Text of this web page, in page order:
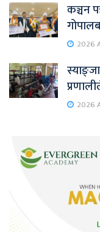
कञ्चन
2026
2026